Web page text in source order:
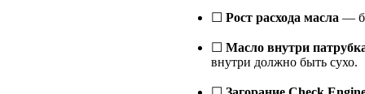
☐ Рост расхода масла —
☐ Масло внутри
внутри должно быть сухо.